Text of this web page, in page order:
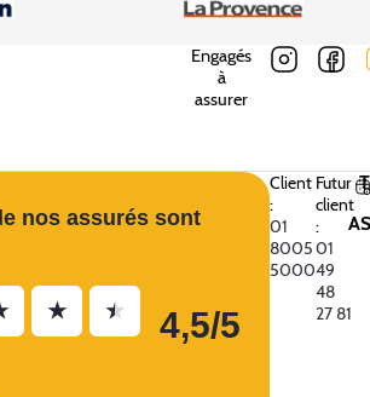
Engagés
à
assurer
nos assurés sont
★ ★ 4,5/5
Client
:
01
8005
5000
Futur
client
:
01
49
48
27 81